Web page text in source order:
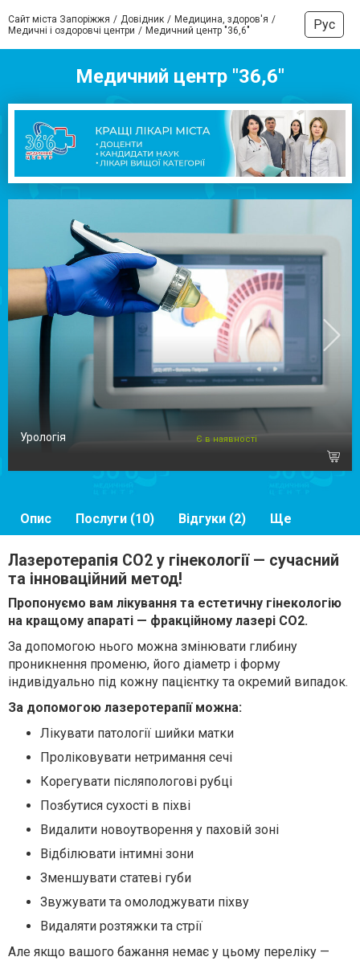
Сайт міста Запоріжжя Довідник
Медицина, здоров'я
Медичні і оздоровчі центри
Медичний центр "36,6" Рус
Медичний центр "36,6"
Урологія Є в наявності
Опис Послуги (10) Відгуки (2) Ще
Лазеротерапія СО2 у гінекології — сучасний
та інноваційний метод!
Пропонуємо вам лікування та естетичну гінекологію
на кращому апараті — фракційному лазері СО2.
За допомогою нього можна змінювати глибину
проникнення променю, його діаметр і форму
індивідуально під кожну пацієнтку та окремий випадок.
За допомогою лазеротерапії можна:
Лікувати патології шийки матки
Проліковувати нетримання сечі
Корегувати післяпологові рубці
Позбутися сухості в піхві
Видалити новоутворення у паховій зоні
Відбілювати інтимні зони
Зменшувати статеві губи
Звужувати та омолоджувати піхву
Видаляти розтяжки та стрії
Але якщо вашого бажання немає у цьому переліку —